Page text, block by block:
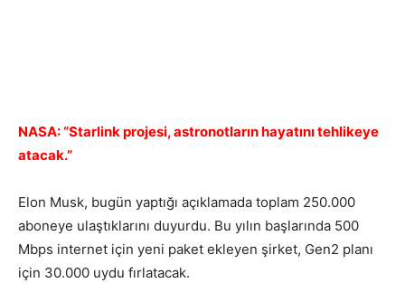
NASA: “Starlink projesi, astronotların hayatını tehlikeye
atacak.”
Elon Musk, bugün yaptığı açıklamada toplam 250.000
aboneye ulaştıklarını duyurdu. Bu yılın başlarında 500
Mbps internet için yeni paket ekleyen şirket, Gen2 planı
için 30.000 uydu fırlatacak.